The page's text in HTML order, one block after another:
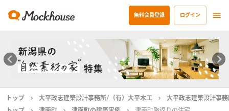
無料会員登録 ログイン
トップ 大平政志建築設計事務所/（有）大平木工
大平政志建築設計事